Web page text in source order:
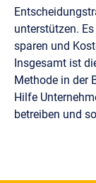
unterstützen.
sparen und
Insgesamt ist
Methode in der
Hilfe
betreiben und